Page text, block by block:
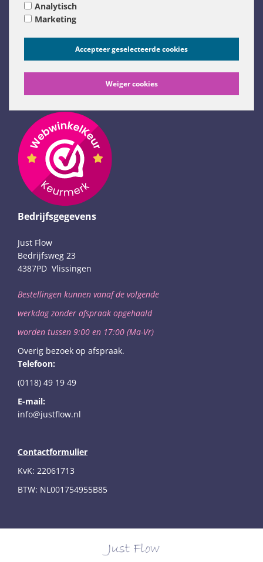
Diversen
Links
Flow Remedies website (NL)
Flow Remedies English website
Links (NL only)
Bedrijfsgegevens
Just Flow
Bedrijfsweg 23
4387PD Vlissingen
Bestellingen kunnen vanaf de volgende
werkdagzonder afspraak opgehaald
worden tussen 9:00 en 17:00 (Ma-Vr)
Overig bezoek op afspraak.
Telefoon:
(0118) 49 19 49
E-mail:
info@justflow.nl
Contactformulier
KvK: 22061713
BTW: NL001754955B85
Analytisch
Marketing
Accepteer geselecteerde cookies
Weiger cookies